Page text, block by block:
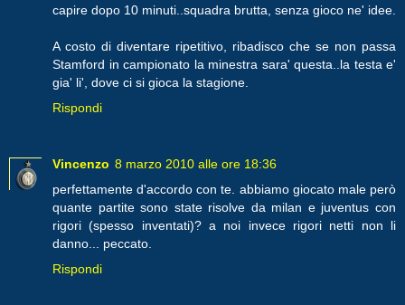
capire dopo 10 minuti..squadra brutta, senza gioco ne' idee.
A costo di diventare ripetitivo, ribadisco che se non passa
Stamford in campionato la minestra sara' questa..la testa e'
gia' li', dove ci si gioca la stagione.
Rispondi
Vincenzo 8 marzo 2010 alle ore 18:36
perfettamente d'accordo con te. abbiamo giocato male però
quante partite sono state risolve da milan e juventus con
rigori (spesso inventati)? a noi invece rigori netti non li
danno... peccato.
Rispondi